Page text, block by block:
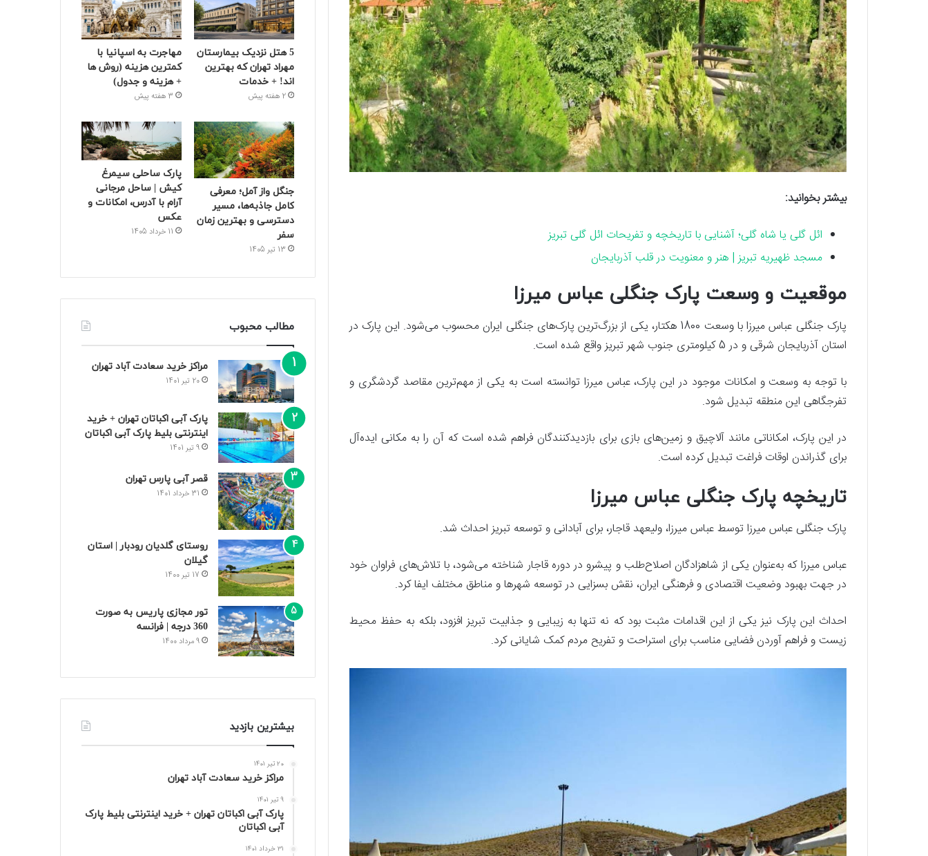
بیشتر بخوانید:
ائل گلی یا شاه گلی؛ آشنایی با تاریخچه و تفریحات ائل گلی تبریز
مسجد ظهیریه تبریز | هنر و معنویت در قلب آذربایجان
موقعیت و وسعت پارک جنگلی عباس میرزا
پارک جنگلی عباس میرزا با وسعت 1800 هکتار، یکی از بزرگ‌ترین پارک‌های جنگلی ایران محسوب می‌شود. این پارک در
استان آذربایجان شرقی و در 5 کیلومتری جنوب شهر تبریز واقع شده است.
با توجه به وسعت و امکانات موجود در این پارک، عباس میرزا توانسته است به یکی از مهم‌ترین مقاصد گردشگری و
تفرجگاهی این منطقه تبدیل شود.
در این پارک، امکاناتی مانند آلاچیق و زمین‌های بازی برای بازدیدکنندگان فراهم شده است که آن را به مکانی ایده‌آل
برای گذراندن اوقات فراغت تبدیل کرده است.
تاریخچه پارک جنگلی عباس میرزا
پارک جنگلی عباس میرزا توسط عباس میرزا، ولیعهد قاجار، برای آبادانی و توسعه تبریز احداث شد.
عباس میرزا که به‌عنوان یکی از شاهزادگان اصلاح‌طلب و پیشرو در دوره قاجار شناخته می‌شود، با تلاش‌های فراوان خود
در جهت بهبود وضعیت اقتصادی و فرهنگی ایران، نقش بسزایی در توسعه شهرها و مناطق مختلف ایفا کرد.
احداث این پارک نیز یکی از این اقدامات مثبت بود که نه تنها به زیبایی و جذابیت تبریز افزود، بلکه به حفظ محیط
زیست و فراهم آوردن فضایی مناسب برای استراحت و تفریح مردم کمک شایانی کرد.
5 هتل نزدیک بیمارستان
مهراد تهران که بهترین‌
اند! + خدمات
2 هفته پیش
مهاجرت به اسپانیا با
کمترین هزینه (روش ها
+ هزینه و جدول)
3 هفته پیش
جنگل واز آمل؛ معرفی
کامل جاذبه‌ها، مسیر
دسترسی و بهترین زمان
سفر
13 تیر 1405
پارک ساحلی سیمرغ
کیش | ساحل مرجانی
آرام با آدرس، امکانات و
عکس
11 خرداد 1405
مطالب محبوب
مراکز خرید سعادت‌ آباد تهران
20 تیر 1401
پارک آبی اکباتان تهران + خرید
اینترنتی بلیط پارک آبی اکباتان
9 تیر 1401
قصر آبی پارس تهران
31 خرداد 1401
روستای گلدیان رودبار | استان
گیلان
17 تیر 1400
تور مجازی پاریس به صورت
360 درجه | فرانسه
9 مرداد 1400
بیشترین بازدید
20 تیر 1401
مراکز خرید سعادت‌ آباد تهران
9 تیر 1401
پارک آبی اکباتان تهران + خرید اینترنتی بلیط پارک
آبی اکباتان
31 خرداد 1401